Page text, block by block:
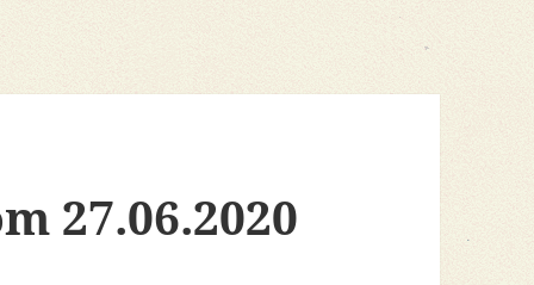
27.06.2020